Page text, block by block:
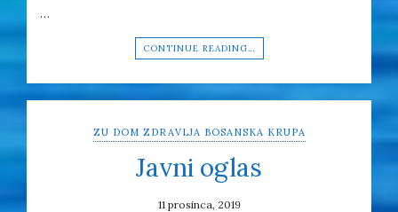
…
CONTINUE READING…
ZU DOM ZDRAVLJA BOSANSKA KRUPA
Javni oglas
11 prosinca, 2019